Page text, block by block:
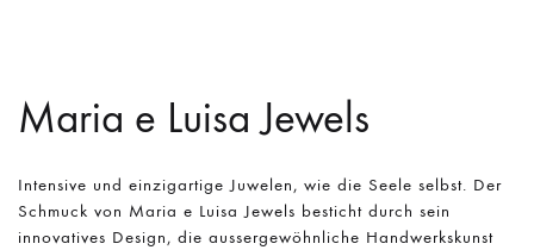
Maria e LuisaJewels
Intensive und einzigartige Juwelen, wie die Seele selbst. Der
Schmuck von Maria e Luisa Jewels besticht durch sein
innovatives Design, die aussergewöhnliche Handwerkskunst